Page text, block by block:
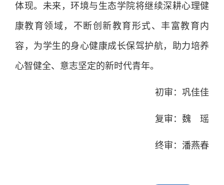
体现。未来，环境与生态学院将继续深耕心理健
康教育领域，不断创新教育形式、丰富教育内
容，为学生的身心健康成长保驾护航，助力培养
心智健全、意志坚定的新时代青年。
初审：巩佳佳
复审：魏 瑶
终审：潘燕春